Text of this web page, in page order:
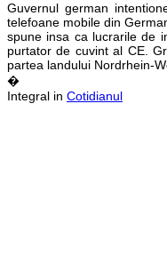
Guvernul german
telefoane mobile din
spune insa ca lucrarile de
purtator de cuvint al CE.
partea landului Nordrhein-
�
Integral in Cotidianul